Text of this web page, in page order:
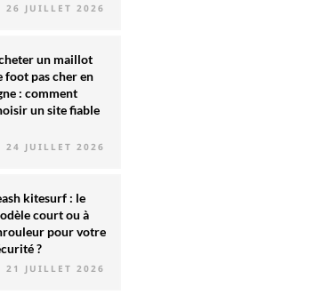
26 JUILLET 2026
un maillot
foot pas cher en
: comment
un site fiable
24 JUILLET 2026
kitesurf : le
court ou à
pour votre
?
21 JUILLET 2026